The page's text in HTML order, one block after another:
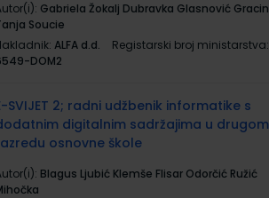
Gabriela Žokalj Dubravka Glasnović Gracin
Soucie
ALFA d.d.
Registarski broj ministarstva:
DOM2
SVIJET 2; radni udžbenik informatike s
digitalnim sadržajima u drugom
osnovne škole
Blagus Ljubić Klemše Flisar Odorčić Ružić